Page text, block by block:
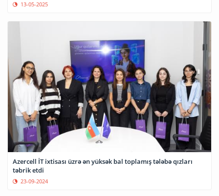
13-05-2025
Azercell İT ixtisası üzrə ən yüksək bal toplamış tələbə qızları
təbrik etdi
23-09-2024